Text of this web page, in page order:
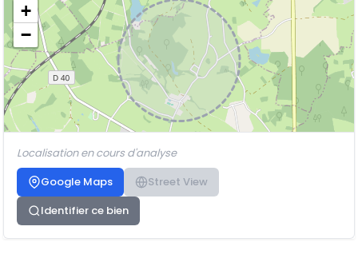
+
−
Localisation en cours d'analyse
Google Maps
Street View
Identifier ce bien